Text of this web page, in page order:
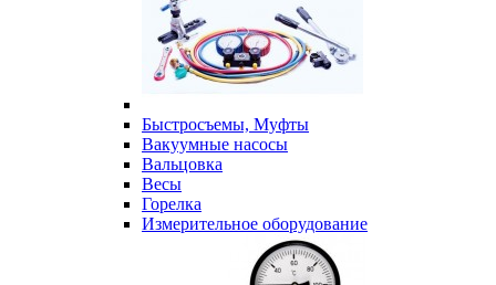
Быстросъемы, Муфты
Вакуумные насосы
Вальцовка
Весы
Горелка
Измерительное оборудование